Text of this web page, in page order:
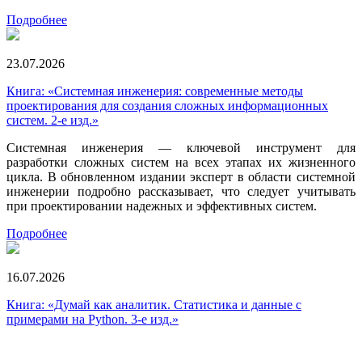
Подробнее
23.07.2026
Книга: «Системная инженерия: современные методы
проектирования для создания сложных информационных
систем. 2-е изд.»
Системная инженерия — ключевой инструмент для
разработки сложных систем на всех этапах их жизненного
цикла. В обновленном издании эксперт в области системной
инженерии подробно рассказывает, что следует учитывать
при проектировании надежных и эффективных систем.
Подробнее
16.07.2026
Книга: «Думай как аналитик. Статистика и данные с
примерами на Python. 3-е изд.»